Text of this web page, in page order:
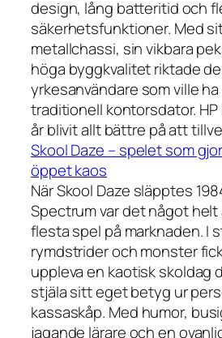
design, lång batteritid och
säkerhetsfunktioner. Med
metallchassi, sin vikbara
höga byggkvalitet riktade
yrkesanvändare som ville
traditionell kontorsdator.
år blivit allt bättre på att
Skool Daze – spelet som
öppet kaos
När Skool Daze släpptes
Spectrum var det något
flesta spel på marknaden. I
rymdstrider och monster
uppleva en kaotisk skoldag
stjäla sitt eget betyg ur
kassaskåp. Med humor,
jagande lärare och en